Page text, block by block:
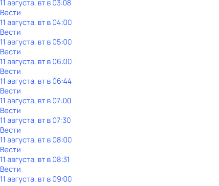
11 августа, вт в 03:08
Вести
11 августа, вт в 04:00
Вести
11 августа, вт в 05:00
Вести
11 августа, вт в 06:00
Вести
11 августа, вт в 06:44
Вести
11 августа, вт в 07:00
Вести
11 августа, вт в 07:30
Вести
11 августа, вт в 08:00
Вести
11 августа, вт в 08:31
Вести
11 августа, вт в 09:00